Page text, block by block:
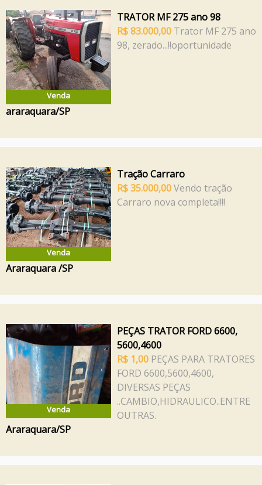
Venda
TRATOR MF 275 ano 98
R$ 83.000,00 Trator MF 275 ano
98, zerado...!!oportunidade
araraquara/SP
Venda
Tração Carraro
R$ 35.000,00Vendo tração
Carraro nova completa!!!!
Araraquara /SP
Venda
PEÇAS TRATOR FORD 6600,
5600,4600
R$ 1,00 PEÇAS PARA TRATORES
FORD 6600,5600,4600,
DIVERSAS PEÇAS
..CAMBIO,HIDRAULICO..ENTRE
OUTRAS.
Araraquara/SP